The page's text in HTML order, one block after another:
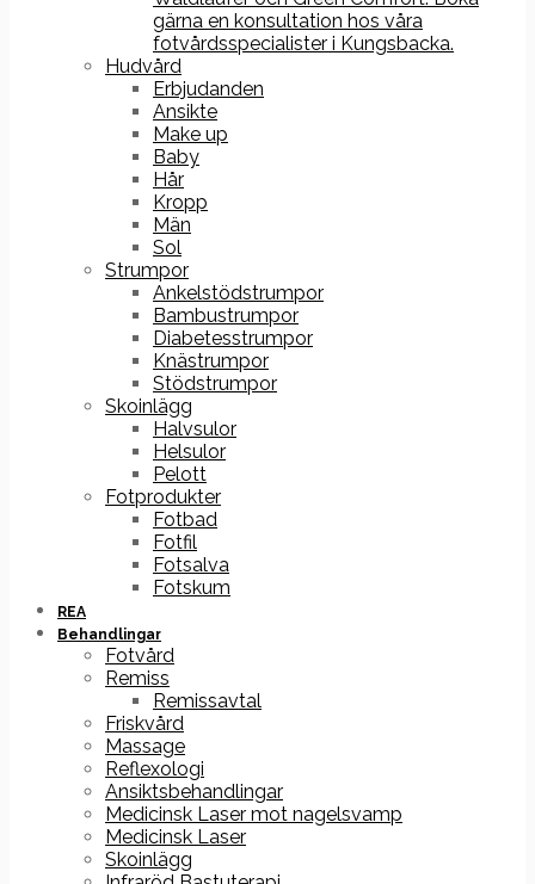
gärna en konsultation hos våra
fotvårdsspecialister i Kungsbacka.
Hudvård
Erbjudanden
Ansikte
Make up
Baby
Hår
Kropp
Män
Sol
Strumpor
Ankelstödstrumpor
Bambustrumpor
Diabetesstrumpor
Knästrumpor
Stödstrumpor
Skoinlägg
Halvsulor
Helsulor
Pelott
Fotprodukter
Fotbad
Fotfil
Fotsalva
Fotskum
REA
Behandlingar
Fotvård
Remiss
Remissavtal
Friskvård
Massage
Reflexologi
Ansiktsbehandlingar
Medicinsk Laser mot nagelsvamp
Medicinsk Laser
Skoinlägg